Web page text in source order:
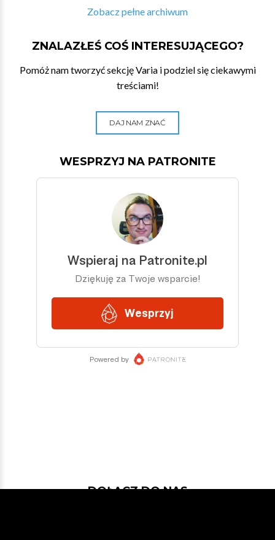
Zobacz pełne archiwum
ZNALAZŁEŚ COŚ INTERESUJĄCEGO?
Pomóż nam tworzyć sekcję Varia i podziel się ciekawymi
treściami!
DAJ NAM ZNAĆ
WESPRZYJ NA PATRONITE
DOŁĄCZ DO NAS